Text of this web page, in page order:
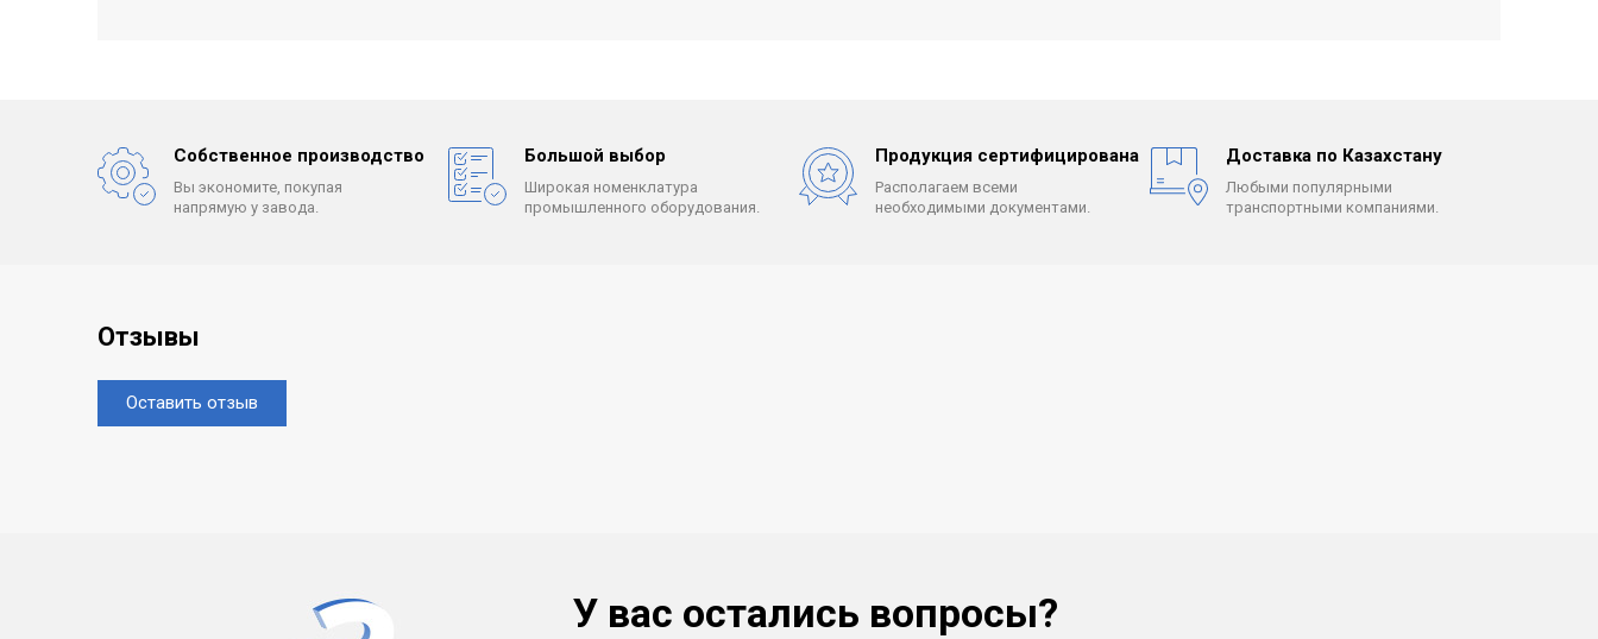
Собственное производство
Вы экономите, покупая
напрямую у завода.
Большой выбор
Широкая номенклатура
промышленного оборудования.
Продукция сертифицирована
Располагаем всеми
необходимыми документами.
Доставка по Казахстану
Любыми популярными
транспортными компаниями.
Отзывы
Оставить отзыв
У вас остались вопросы?